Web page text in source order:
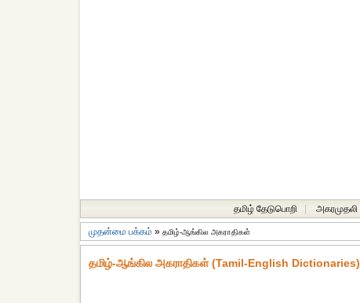
தமிழ் தேடுபொறி அகரமுதலி
முதன்மை பக்கம் » தமிழ்-ஆங்கில அகராதிகள்
தமிழ்-ஆங்கில அகராதிகள் (Tamil-English Dictionaries)